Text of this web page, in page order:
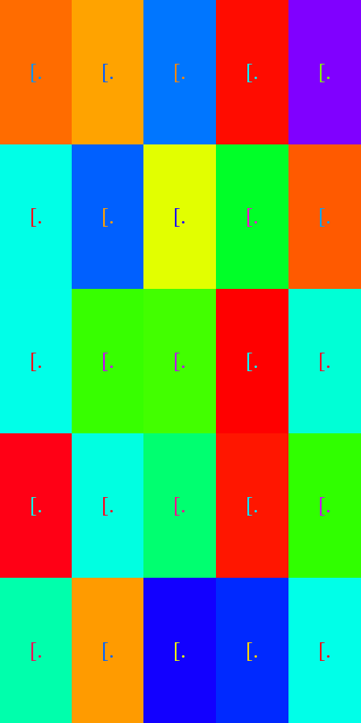
[. [. [. [. [.
[. [. [. [. [.
[. [. [. [. [.
[. [. [. [. [.
[. [. [. [. [.